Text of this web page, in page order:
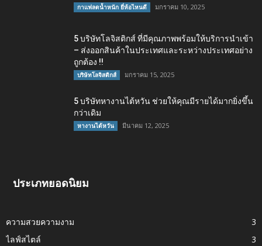
กาแฟลดน้ำหนัก ยี่ห้อไหนดี มกราคม 10, 2025
5 บริษัทโลจิสติกส์ ที่มีคุณภาพพร้อมให้บริการนำเข้า
– ส่งออกสินค้าในประเทศและระหว่างประเทศอย่าง
ถูกต้อง !!
บริษัทโลจิสติกส์ มกราคม 15, 2025
5 บริษัทหางานไต้หวัน ช่วยให้คุณมีรายได้มากยิ่งขึ้น
กว่าเดิม
หางานไต้หวัน มีนาคม 12, 2025
ประเภทยอดนิยม
ความสวยความงาม
3
ไลฟ์สไตล์
3